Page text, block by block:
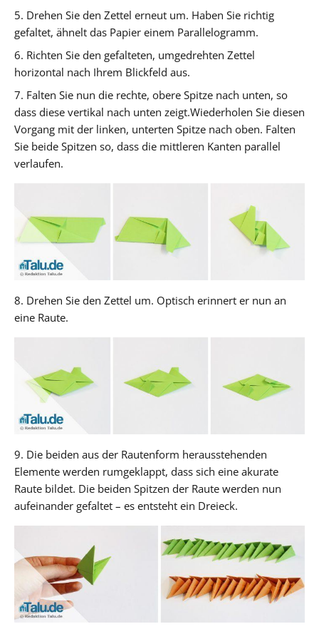
5. Drehen Sie den Zettel erneut um. Haben Sie richtig
gefaltet, ähnelt das Papier einem Parallelogramm.
6. Richten Sie den gefalteten, umgedrehten Zettel
horizontal nach Ihrem Blickfeld aus.
7. Falten Sie nun die rechte, obere Spitze nach unten, so
dass diese vertikal nach unten zeigt.Wiederholen Sie diesen
Vorgang mit der linken, unterten Spitze nach oben. Falten
Sie beide Spitzen so, dass die mittleren Kanten parallel
verlaufen.
8. Drehen Sie den Zettel um. Optisch erinnert er nun an
eine Raute.
9. Die beiden aus der Rautenform herausstehenden
Elemente werden rumgeklappt, dass sich eine akurate
Raute bildet. Die beiden Spitzen der Raute werden nun
aufeinander gefaltet – es entsteht ein Dreieck.